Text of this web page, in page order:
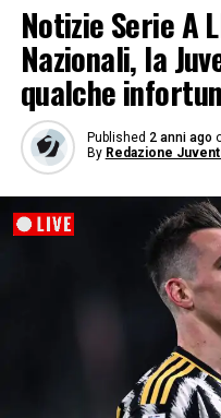
Notizie Serie A
Nazionali, la
qualche
Published 2 anni ago
By Redazione